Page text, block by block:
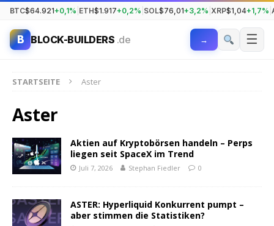
BTC$64.921+0,1% ETH$1.917+0,2% SOL$76,01+3,2% XRP$1,04+1,7%
B BLOCK-BUILDERS .de → ☰
STARTSEITE Aster
Aster
Aktien auf Kryptobörsen handeln – Perps
liegen seit SpaceX im Trend
Juli 7, 2026 Stephan Fiedler 0
ASTER: Hyperliquid Konkurrent pumpt –
aber stimmen die Statistiken?